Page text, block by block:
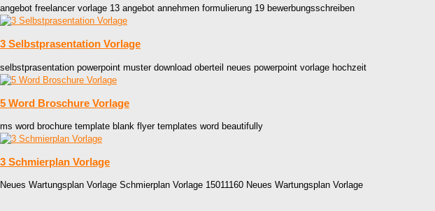
angebot freelancer vorlage 13 angebot annehmen formulierung 19 bewerbungsschreiben
3 Selbstprasentation Vorlage
selbstprasentation powerpoint muster download oberteil neues powerpoint vorlage hochzeit
5 Word Broschure Vorlage
ms word brochure template blank flyer templates word beautifully
3 Schmierplan Vorlage
Neues Wartungsplan Vorlage Schmierplan Vorlage 15011160 Neues Wartungsplan Vorlage